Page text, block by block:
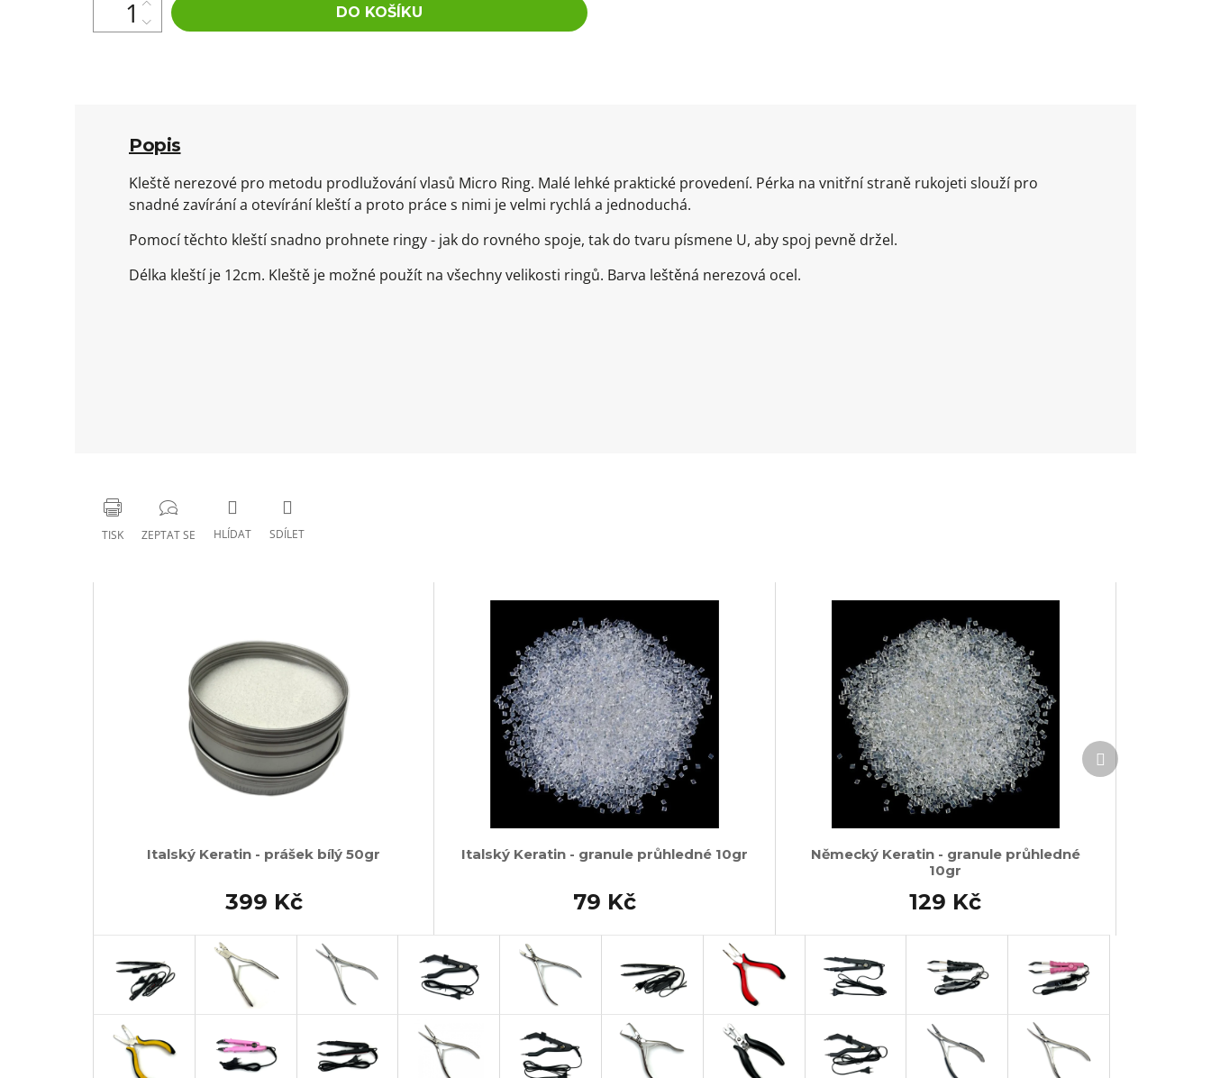
DO KOŠÍKU
Popis
Kleště nerezové pro metodu prodlužování vlasů Micro Ring. Malé lehké praktické provedení. Pérka na vnitřní straně rukojeti slouží pro
snadné zavírání a otevírání kleští a proto práce s nimi je velmi rychlá a jednoduchá.
Pomocí těchto kleští snadno prohnete ringy - jak do rovného spoje, tak do tvaru písmene U, aby spoj pevně držel.
Délka kleští je 12cm. Kleště je možné použít na všechny velikosti ringů. Barva leštěná nerezová ocel.
TISK ZEPTAT SE HLÍDAT SDÍLET
Italský Keratin - prášek bílý 50gr
399 Kč
Italský Keratin - granule průhledné 10gr
79 Kč
Německý Keratin - granule průhledné
10gr
129 Kč
Další
produkt